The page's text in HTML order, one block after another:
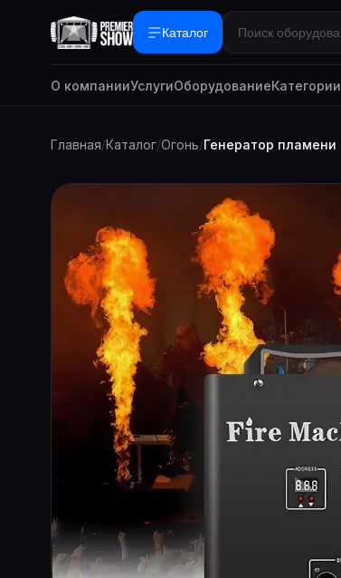
Каталог
О компанииУслугиОборудованиеКатегории
Главная/Каталог/Огонь/Генератор пламени